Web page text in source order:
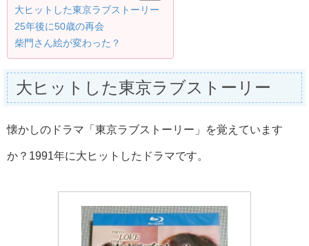
大ヒットした東京ラブストーリー
25年後に50歳の再会
柴門さん絵が変わった？
大ヒットした東京ラブストーリー
懐かしのドラマ「東京ラブストーリー」を覚えています
か？1991年に大ヒットしたドラマです。